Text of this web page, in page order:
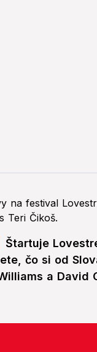
Štartuje
čo si od
a David